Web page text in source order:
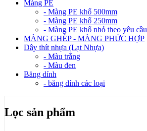
Màng PE
- Màng PE khổ 500mm
- Màng PE khổ 250mm
- Màng PE khổ nhỏ theo yêu cầu
MÀNG GHÉP - MÀNG PHỨC HỢP
Dây thít nhựa (Lạt Nhựa)
- Màu trắng
- Màu đen
Băng dính
- băng dính các loại
Lọc sản phẩm